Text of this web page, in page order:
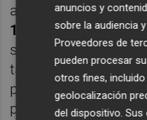
ante elLucena, en
13
minutos, pero
sumó una
también deCopa
pudo disputar
67
pasada noche otros
anuncios y
sobre la audiencia
Proveedores de
pueden procesar
otros fines,
geolocalización
del dispositivo.